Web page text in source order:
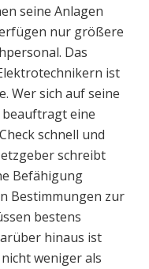
seine Anlagen
nur größere
Das
ist
Wer sich auf seine
eine
schnell und
schreibt
Befähigung
Bestimmungen zur
bestens
hinaus ist
weniger als